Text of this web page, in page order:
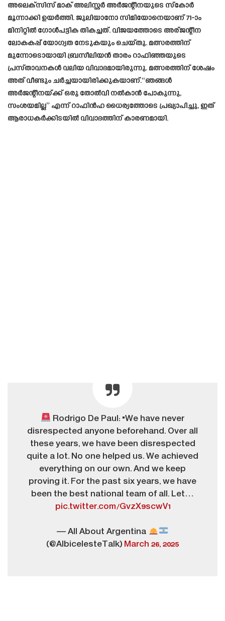
അലെക്‌സിസ് മാക് അലിസ്റ്റര്‍ അര്‍ജന്റീനയുടെ സ്‌കോര്‍
മൂന്നാക്കി ഉയര്‍ത്തി. ജുലിയാനോ സിമിയോനെയാണ് 71-ാം
മിനിറ്റില്‍ ഗോള്‍പട്ടിക തികച്ചത്. വിജയത്തോടെ അര്ജന്റീന
ലോകകപ്പ് യോഗ്യത നേടുകയും ചെയ്തു. മത്സരത്തിന്
മുന്നോടൊയായി ബ്രസീലിയൻ താരം റാഫിഞ്ഞയുടെ
പ്രസ്‌താവനകൾ വലിയ വിവാദമായിരുന്നു. മത്സരത്തിന് ശേഷം
അത് വീണ്ടും ചർച്ചയായിരിക്കുകയാണ്.“ഞങ്ങൾ
അർജന്റീനയ്ക്ക് ഒരു തോൽവി നൽകാൻ പോകുന്നു,
സംശയമില്ല” എന്ന് റാഫിൻഹ ധൈര്യത്തോടെ പ്രഖ്യാപിച്ചു, ഇത്
ആരാധകർക്കിടയിൽ വിവാദത്തിന് കാരണമായി.
Rodrigo De Paul: "We have never
disrespected anyone beforehand. Over all
these years, we have been disrespected
quite a lot. No one helped us. We achieved
everything on our own. And we keep
proving it. For the past six years, we have
been the best national team of all. Let…
pic.twitter.com/GvzX9scwV1
— All About Argentina
(@AlbicelesteTalk) March 26, 2025